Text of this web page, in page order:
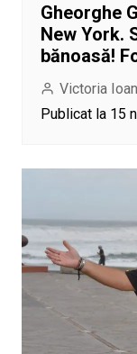
Gheorghe
New York.
bănoasă!
Victoria Ioan
Publicat la 15